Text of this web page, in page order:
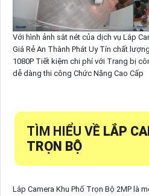
Với hình ảnh sắt nét của dịch vụ Lắp
Giá Rẻ An Thành Phát Uy Tín chất
1080P Tiết kiệm chi phí với Trang bị
dễ dàng thi công Chức Năng Cao Cấp
TÌM HIỂU VỀ LẮP
TRỌN BỘ
Lắp Camera Khu Phố Trọn Bộ 2MP là